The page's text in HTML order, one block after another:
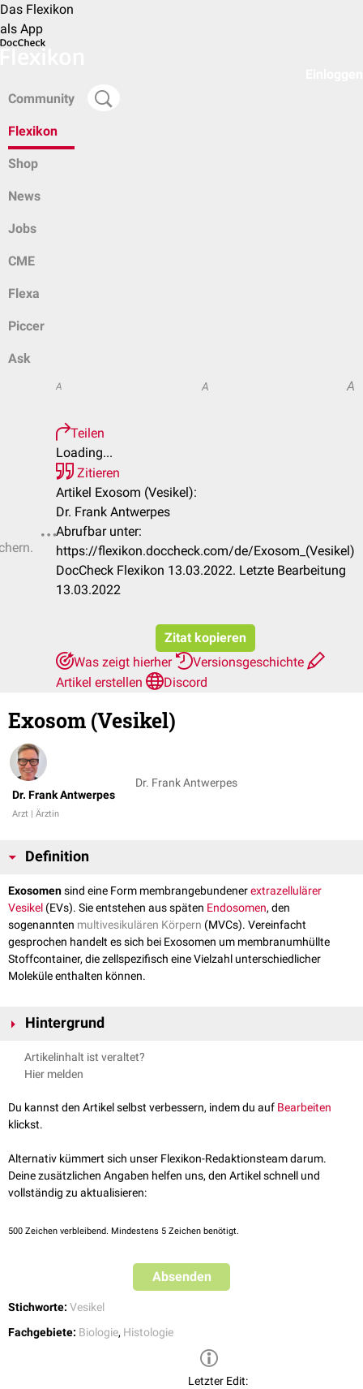
Das Flexikon
als App
Community
Flexikon
Shop
News
Jobs
CME
Flexa
Piccer
Ask
A A A
Teilen
Loading...
Zitieren
Artikel Exosom (Vesikel):
Dr. Frank Antwerpes
Abrufbar unter:
https://flexikon.doccheck.com/de/Exosom_(Vesikel)
DocCheck Flexikon 13.03.2022. Letzte Bearbeitung
13.03.2022
Zitat kopieren
Was zeigt hierher
Versionsgeschichte
Artikel erstellen
Discord
Exosom (Vesikel)
Dr. Frank Antwerpes
Arzt | Ärztin
Dr. Frank Antwerpes
Definition
Exosomensind eine Form membrangebundenerextrazellulärer
Vesikel (EVs). Sie entstehen aus späten Endosomen, den
sogenannten multivesikulären Körpern (MVCs). Vereinfacht
gesprochen handelt es sich bei Exosomen um membranumhüllte
Stoffcontainer, die zellspezifisch eine Vielzahl unterschiedlicher
Moleküle enthalten können.
Hintergrund
Exosomen entsprechen in ihren Dimensionen ungefähr den
Lipoproteinen. Ihr Durchmesser liegt zwischen 30 und 150
Kommunikation und die Entsorgung von Stoffwechselendprodukten.
Darüber hinaus spielen sie bei der
Hämostase
Artikelinhalt ist veraltet?
Hier melden
Du kannst den Artikel selbst verbessern, indem du auf Bearbeiten
klickst.
Alternativ kümmert sich unser Flexikon-Redaktionsteam darum.
Deine zusätzlichen Angaben helfen uns, den Artikel schnell und
vollständig zu aktualisieren:
500 Zeichen verbleibend. Mindestens 5 Zeichen benötigt.
Absenden
Stichworte: Vesikel
Fachgebiete: Biologie, Histologie
Letzter Edit: